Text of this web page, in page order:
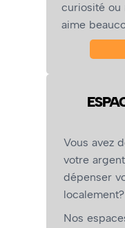
curiosité ou
aime
Vous avez
votre
dépenser
localement?
Nos